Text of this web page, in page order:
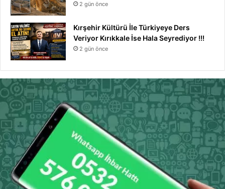
2 gün önce
Kırşehir Kültürü İle Türkiyeye Ders
Veriyor Kırıkkale İse Hala Seyrediyor !!!
2 gün önce